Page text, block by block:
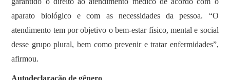
aparato biológico e com as necessidades da pessoa. “O
atendimento tem por objetivo o bem-estar físico, mental e social
desse grupo plural, bem como prevenir e tratar enfermidades”,
afirmou.
Autodeclaração de gênero